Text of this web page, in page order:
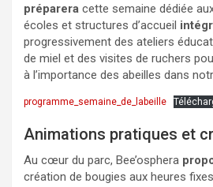
préparera cette semaine dédiée
écoles et structures d’accueil
progressivement des ateliers
de miel et des visites de ruchers
à l’importance des abeilles dans
programme_semaine_de_labeille
Animations pratiques et
Au cœur du parc, Bee’osphera
création de bougies aux heures